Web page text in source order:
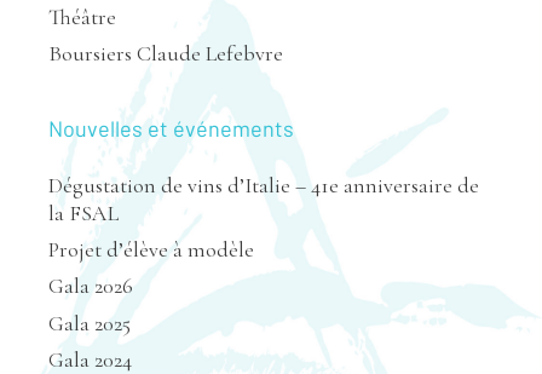
Théâtre
Boursiers Claude Lefebvre
Nouvelles et événements
Dégustation de vins d’Italie – 41e anniversaire de
la FSAL
Projet d’élève à modèle
Gala 2026
Gala 2025
Gala 2024